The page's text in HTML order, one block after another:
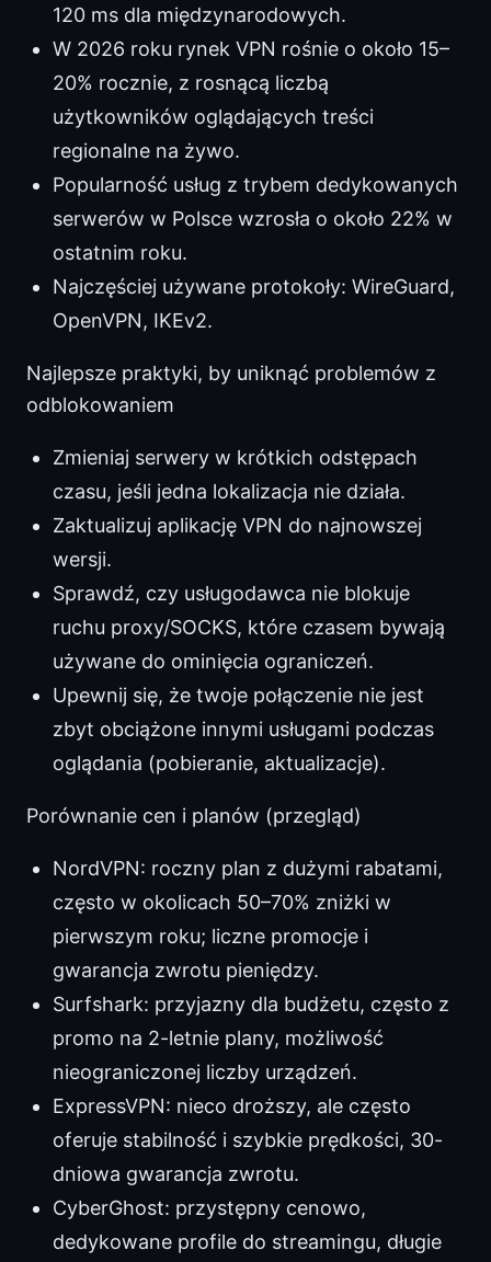
120 ms dla międzynarodowych.
W 2026 roku rynek VPN rośnie o około 15–
20% rocznie, z rosnącą liczbą
użytkowników oglądających treści
regionalne na żywo.
Popularność usług z trybem dedykowanych
serwerów w Polsce wzrosła o około 22% w
ostatnim roku.
Najczęściej używane protokoły: WireGuard,
OpenVPN, IKEv2.
Najlepsze praktyki, by uniknąć problemów z
odblokowaniem
Zmieniaj serwery w krótkich odstępach
czasu, jeśli jedna lokalizacja nie działa.
Zaktualizuj aplikację VPN do najnowszej
wersji.
Sprawdź, czy usługodawca nie blokuje
ruchu proxy/SOCKS, które czasem bywają
używane do ominięcia ograniczeń.
Upewnij się, że twoje połączenie nie jest
zbyt obciążone innymi usługami podczas
oglądania (pobieranie, aktualizacje).
Porównanie cen i planów (przegląd)
NordVPN: roczny plan z dużymi rabatami,
często w okolicach 50–70% zniżki w
pierwszym roku; liczne promocje i
gwarancja zwrotu pieniędzy.
Surfshark: przyjazny dla budżetu, często z
promo na 2-letnie plany, możliwość
nieograniczonej liczby urządzeń.
ExpressVPN: nieco droższy, ale często
oferuje stabilność i szybkie prędkości, 30-
dniowa gwarancja zwrotu.
CyberGhost: przystępny cenowo,
dedykowane profile do streamingu, długie